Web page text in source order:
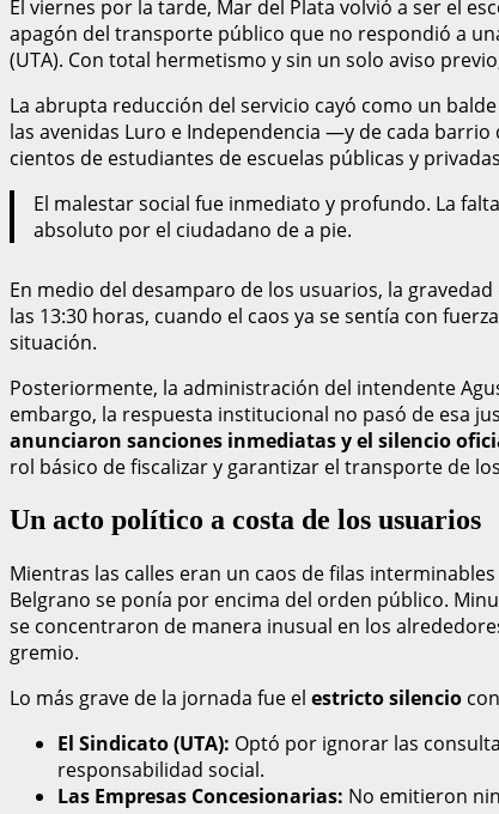
El viernes por la tarde, Mar del Plata volvió a ser el
apagón del transporte público que no respondió a
(UTA). Con total hermetismo y sin un solo aviso
La abrupta reducción del servicio cayó como un
las avenidas Luro e Independencia —y de cada
cientos de estudiantes de escuelas públicas y
El malestar social fue inmediato y profundo. La
absoluto por el ciudadano de a pie.
En medio del desamparo de los usuarios, la
las 13:30 horas, cuando el caos ya se sentía con
situación.
Posteriormente, la administración del intendente
embargo, la respuesta institucional no pasó de esa
anunciaron sanciones inmediatas y el silencio
rol básico de fiscalizar y garantizar el transporte de
Un acto político a costa de los usuarios
Mientras las calles eran un caos de filas
Belgrano se ponía por encima del orden público.
se concentraron de manera inusual en los
gremio.
Lo más grave de la jornada fue el estricto silencio
El Sindicato (UTA): Optó por ignorar las
responsabilidad social.
Las Empresas Concesionarias: No emitieron